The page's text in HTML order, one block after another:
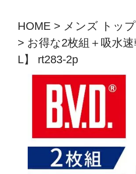
HOME メンズ トッ
お得な2枚組＋吸水
L】 rt283-2p